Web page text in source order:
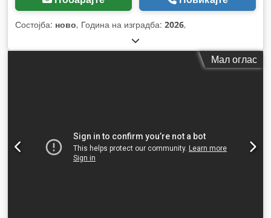
Состојба: ново, Година на изградба: 2026,
Мал оглас